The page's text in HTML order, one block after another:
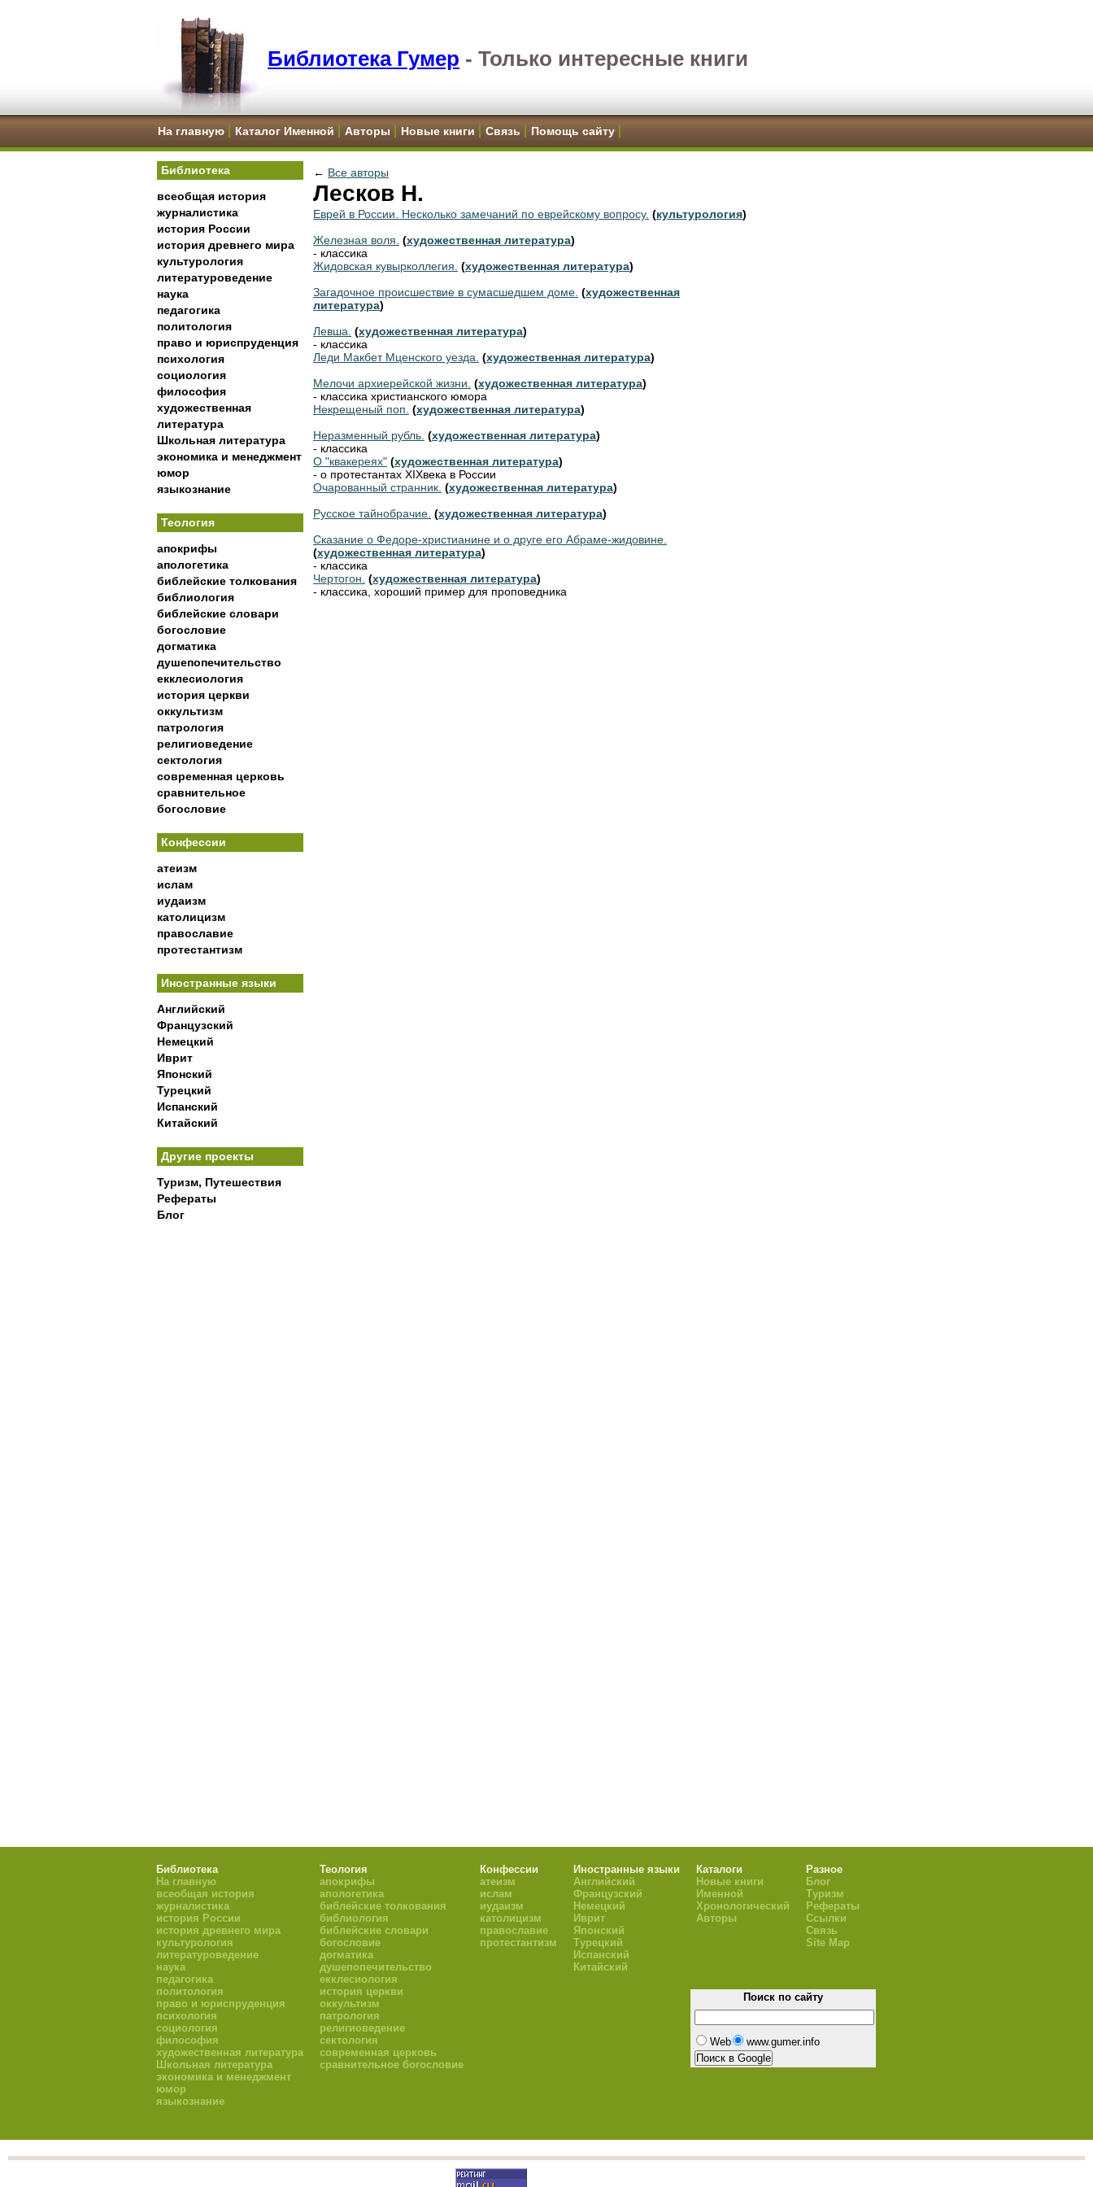
Библиотека Гумер - Только интересные книги
На главную Каталог Именной Авторы Новые книги Связь Помощь сайту
Библиотека
всеобщая история
журналистика
история России
история древнего мира
культурология
литературоведение
наука
педагогика
политология
право и юриспруденция
психология
социология
философия
художественная
литература
Школьная литература
экономика и менеджмент
юмор
языкознание
Теология
апокрифы
апологетика
библейские толкования
библиология
библейские словари
богословие
догматика
душепопечительство
екклесиология
история церкви
оккультизм
патрология
религиоведение
сектология
современная церковь
сравнительное
богословие
Конфессии
атеизм
ислам
иудаизм
католицизм
православие
протестантизм
Иностранные языки
Английский
Французский
Немецкий
Иврит
Японский
Турецкий
Испанский
Китайский
Другие проекты
Туризм, Путешествия
Рефераты
Блог
← Все авторы
Лесков Н.
Еврей в России. Несколько замечаний по еврейскому вопросу. (культурология)
Железная воля. (художественная литература)
- классика
Жидовская кувырколлегия. (художественная литература)
Загадочное происшествие в сумасшедшем доме. (художественная
литература)
Левша. (художественная литература)
- классика
Леди Макбет Мценского уезда. (художественная литература)
Мелочи архиерейской жизни. (художественная литература)
- классика христианского юмора
Некрещеный поп. (художественная литература)
Неразменный рубль. (художественная литература)
- классика
О "квакереях" (художественная литература)
- о протестантах XIXвека в России
Очарованный странник. (художественная литература)
Русское тайнобрачие. (художественная литература)
Сказание о Федоре-христианине и о друге его Абраме-жидовине.
(художественная литература)
- классика
Чертогон. (художественная литература)
- классика, хороший пример для проповедника
Библиотека
На главную
всеобщая история
журналистика
история России
история древнего мира
культурология
литературоведение
наука
педагогика
политология
право и юриспруденция
психология
социология
философия
художественная литература
Школьная литература
экономика и менеджмент
юмор
языкознание
Теология
апокрифы
апологетика
библейские толкования
библиология
библейские словари
богословие
догматика
душепопечительство
екклесиология
история церкви
оккультизм
патрология
религиоведение
сектология
современная церковь
сравнительное богословие
Конфессии
атеизм
ислам
иудаизм
католицизм
православие
протестантизм
Иностранные языки
Английский
Французский
Немецкий
Иврит
Японский
Турецкий
Испанский
Китайский
Каталоги
Новые книги
Именной
Хронологический
Авторы
Разное
Блог
Туризм
Рефераты
Ссылки
Связь
Site Map
Поиск по сайту
Web www.gumer.info